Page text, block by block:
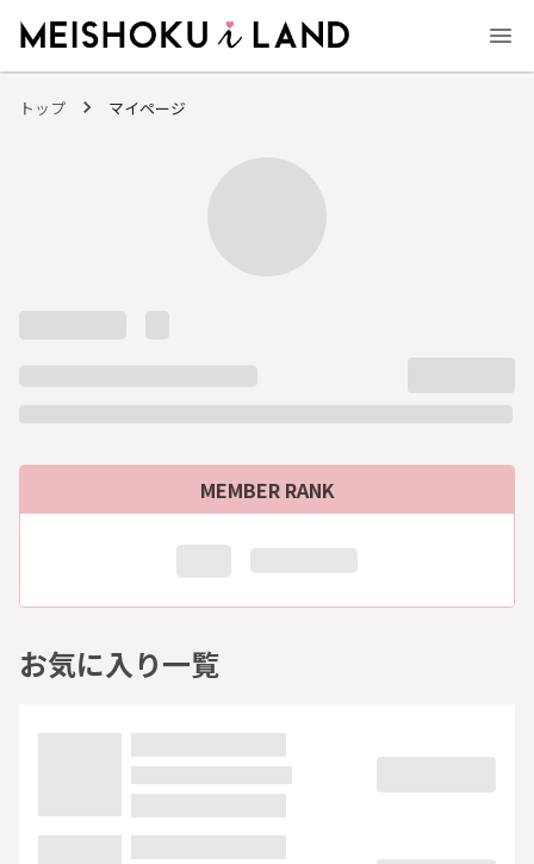
トップ マイページ
MEMBER RANK
お気に入り一覧